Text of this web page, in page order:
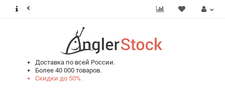
Доставка по всей России.
Более 40 000 товаров.
Скидки до 50%.